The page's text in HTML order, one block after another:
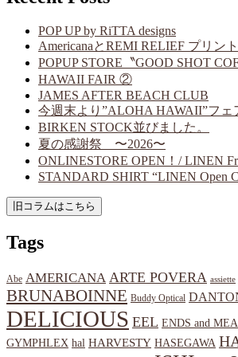
POP UP by RiTTA designs
AmericanaとREMI RELIEF プリン
POPUP STORE〝GOOD SHOT
HAWAII FAIR ②
JAMES AFTER BEACH CLUB
今週末より”ALOHA HAWAII”フェ
BIRKEN STOCK並びました。
夏の感謝祭 〜2026〜
ONLINESTORE OPEN！/ LINEN
STANDARD SHIRT “LINEN Open
Tags
Abe AMERICANA ARTE POVERA assiette
BRUNABOINNE Buddy Optical
DELICIOUS EEL ENDS and
GYMPHLEX hal HARVESTY HASEGAWA